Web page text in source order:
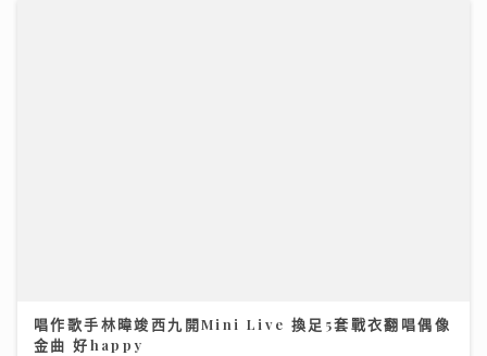
唱作歌手林暐竣西九開Mini Live 換足5套戰衣翻唱偶像
金曲 好happy